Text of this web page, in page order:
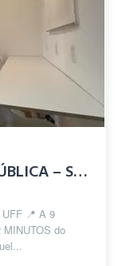
🏠 VAGA MASCULINA EM REPÚBLICA – SÃO DOM...
📍 A 9
do